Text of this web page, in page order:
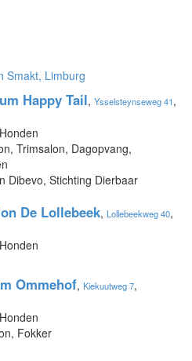
Smakt, Limburg
Happy Tail, Ysselsteynseweg 41,
Trimsalon, Dagopvang,
Dibevo, Stichting Dierbaar
De Lollebeek, Lollebeekweg 40,
Ommehof, Kiekuutweg 7,
Fokker